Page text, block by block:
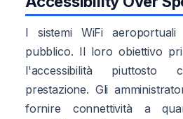
I sistemi WiFi
pubblico. Il loro obiettivo
l'accessibilità piuttosto
prestazione. Gli
fornire connettività a